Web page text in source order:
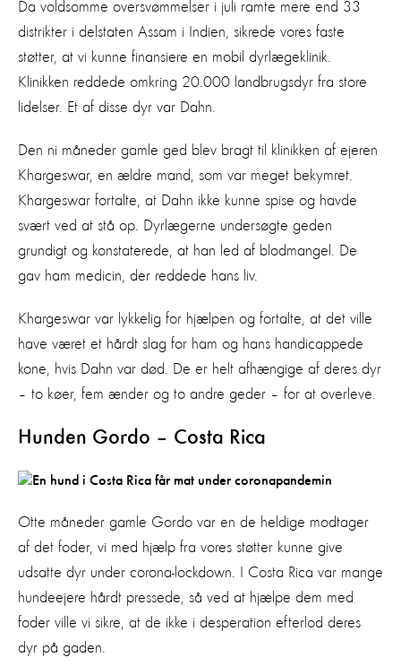
Da voldsomme oversvømmelser i juli ramte mere end 33
distrikter i delstaten Assam i Indien, sikrede vores faste
støtter, at vi kunne finansiere en mobil dyrlægeklinik.
Klinikken reddede omkring 20.000 landbrugsdyr fra store
lidelser. Et af disse dyr var Dahn.
Den ni måneder gamle ged blev bragt til klinikken af ejeren
Khargeswar, en ældre mand, som var meget bekymret.
Khargeswar fortalte, at Dahn ikke kunne spise og havde
svært ved at stå op. Dyrlægerne undersøgte geden
grundigt og konstaterede, at han led af blodmangel. De
gav ham medicin, der reddede hans liv.
Khargeswar var lykkelig for hjælpen og fortalte, at det ville
have været et hårdt slag for ham og hans handicappede
kone, hvis Dahn var død. De er helt afhængige af deres dyr
– to køer, fem ænder og to andre geder – for at overleve.
Hunden Gordo – Costa Rica
Otte måneder gamle Gordo var en de heldige modtager
af det foder, vi med hjælp fra vores støtter kunne give
udsatte dyr under corona-lockdown. I Costa Rica var mange
hundeejere hårdt pressede, så ved at hjælpe dem med
foder ville vi sikre, at de ikke i desperation efterlod deres
dyr på gaden.